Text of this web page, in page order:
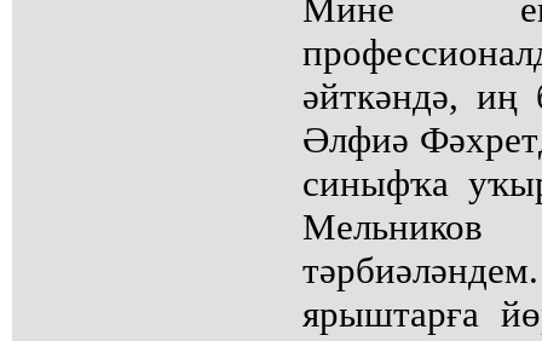
Мине
әйткәндә, иң
Әлфиә
синыфҡа
ярыштарға